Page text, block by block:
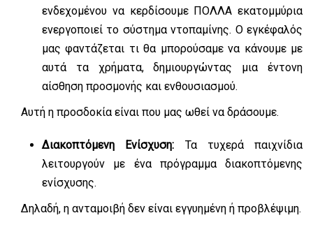
ενδεχομένου να κερδίσουμε ΠΟΛΛΑ εκατομμύρια
ενεργοποιεί το σύστημα ντοπαμίνης. Ο εγκέφαλός
μας φαντάζεται τι θα μπορούσαμε να κάνουμε με
αυτά τα χρήματα, δημιουργώντας μια έντονη
αίσθηση προσμονής και ενθουσιασμού.
Αυτή η προσδοκία είναι που μας ωθεί να δράσουμε.
Διακοπτόμενη Ενίσχυση: Τα τυχερά παιχνίδια
λειτουργούν με ένα πρόγραμμα διακοπτόμενης
ενίσχυσης.
Δηλαδή, η ανταμοιβή δεν είναι εγγυημένη ή προβλέψιμη.